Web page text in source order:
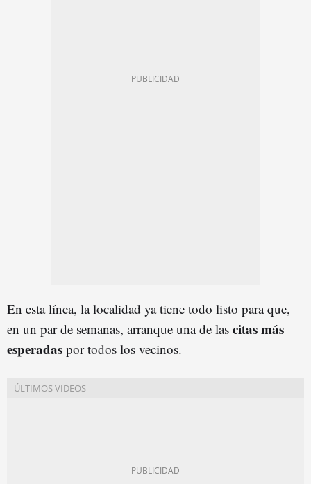
En esta línea, la localidad ya tiene todo listo para que,
en un par de semanas, arranque una de las citas más
esperadas por todos los vecinos.